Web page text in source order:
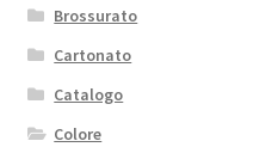
Brossurato
Cartonato
Catalogo
Colore